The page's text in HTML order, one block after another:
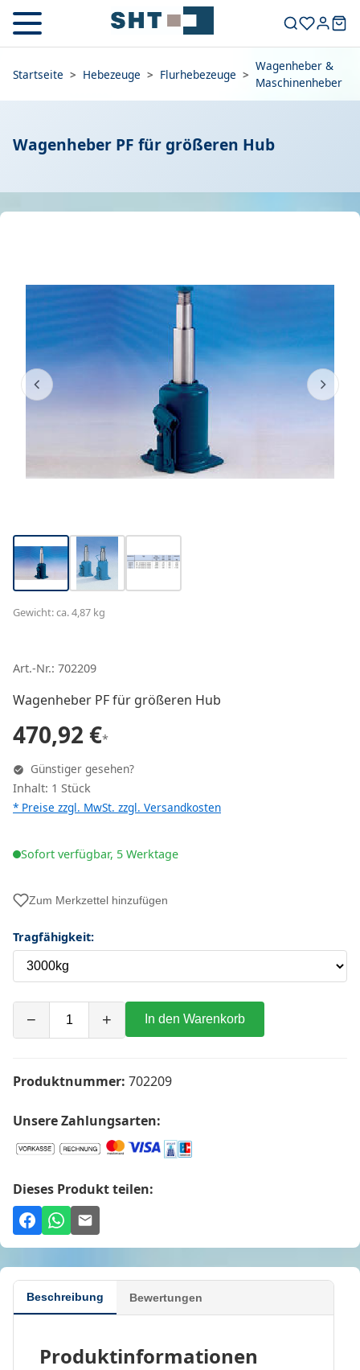
Startseite > Hebezeuge > Flurhebezeuge >
Wagenheber &
Maschinenheber
Wagenheber PF für größeren Hub
Gewicht: ca. 4,87 kg
Art.-Nr.: 702209
Wagenheber PF für größeren Hub
470,92 €*
Günstiger gesehen?
Inhalt: 1 Stück
* Preise zzgl. MwSt. zzgl. Versandkosten
Sofort verfügbar, 5 Werktage
Zum Merkzettel hinzufügen
Tragfähigkeit:
− + In den Warenkorb
Produktnummer: 702209
Unsere Zahlungsarten:
Dieses Produkt teilen:
Beschreibung Bewertungen
Produktinformationen